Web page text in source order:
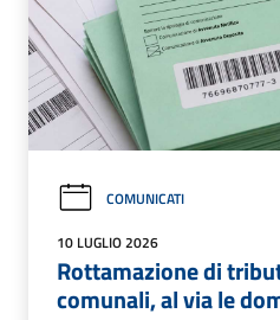
COMUNICATI
10 LUGLIO 2026
Rottamazione di
comunali, al via le